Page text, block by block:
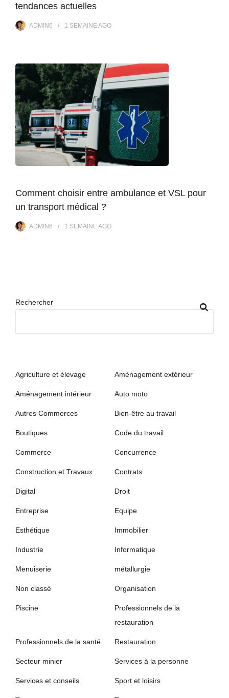
tendances actuelles
ADMIN6 1 SEMAINE AGO
Comment choisir entre ambulance et VSL pour
un transport médical ?
ADMIN6 1 SEMAINE AGO
Rechercher
Agriculture et élevage Aménagement extérieur
Aménagement intérieur Auto moto
Autres Commerces Bien-être au travail
Boutiques Code du travail
Commerce Concurrence
Construction et Travaux Contrats
Digital Droit
Entreprise Equipe
Esthétique Immobilier
Industrie Informatique
Menuiserie métallurgie
Non classé Organisation
Piscine
Professionnels de la
restauration
Professionnels de la santé Restauration
Secteur minier Services à la personne
Services et conseils Sport et loisirs